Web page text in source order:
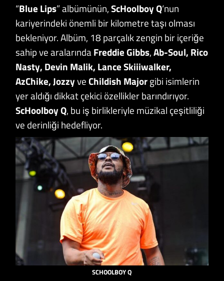
“Blue Lips” albümünün,ScHoolboy Q‘nun
kariyerindeki önemli bir kilometre taşı olması
bekleniyor. Albüm, 18 parçalık zengin bir içeriğe
sahip ve aralarındaFreddie Gibbs,Ab-Soul, Rico
Nasty, Devin Malik, Lance Skiiiwalker,
AzChike, JozzyveChildish Majorgibi isimlerin
yer aldığı dikkat çekici özellikler barındırıyor.
ScHoolboy Q, bu iş birlikleriyle müzikal çeşitliliği
ve derinliği hedefliyor.
SCHOOLBOY Q